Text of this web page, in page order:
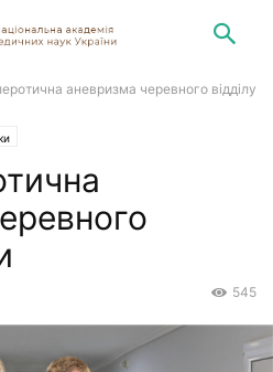
аневризма черевного відділу
545